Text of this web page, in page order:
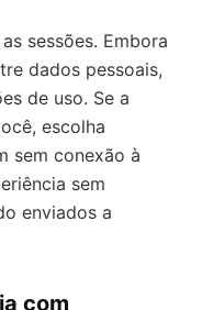
sessões. Embora
dados pessoais,
de uso. Se a
escolha
sem conexão à
sem
enviados a
com